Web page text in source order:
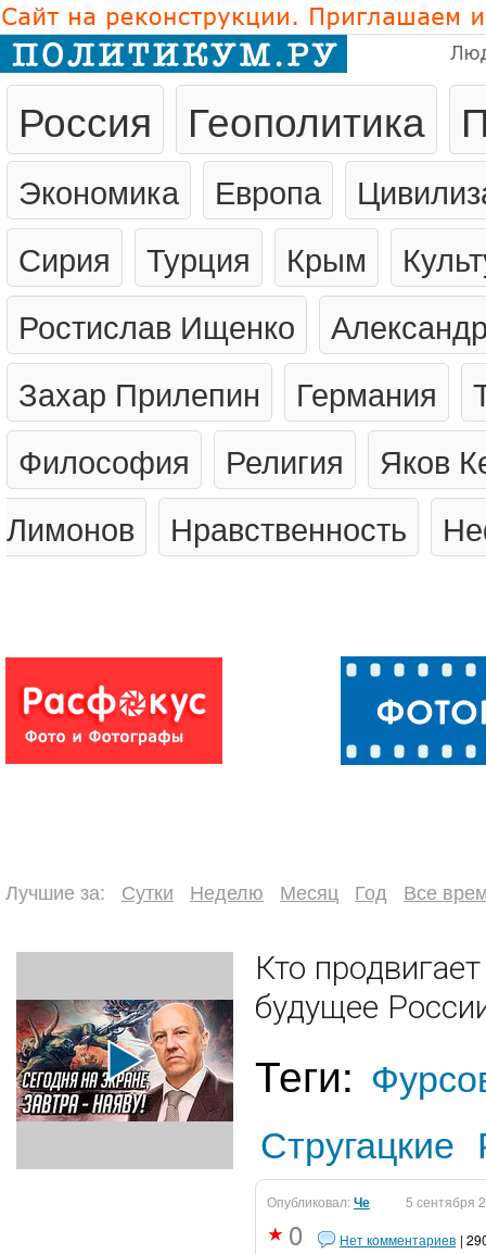
Россия Геополитика
Экономика Европа
Сирия
Турция Крым
Ростислав Ищенко
Захар Прилепин
Германия
Философия
Религия
Яков
Лимонов
Нравственность
Лучшие за: Сутки Неделю Месяц Год Все
Кто
будущее
Теги:
Стругацкие
Опубликовал:Че 5 сентября
0 Нет комментариев |